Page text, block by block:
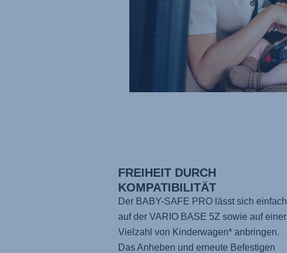
FREIHEIT DURCH
KOMPATIBILITÄT
Der BABY-SAFE PROlässt sich einfach
auf der VARIO BASE 5Z sowie auf einer
Vielzahl von Kinderwagen* anbringen.
Das Anheben und erneute Befestigen